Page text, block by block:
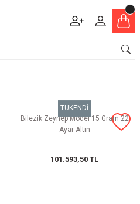
TÜKENDİ
Bilezik Zeynep Model 15 Gram 22
Ayar Altın
101.593,50 TL